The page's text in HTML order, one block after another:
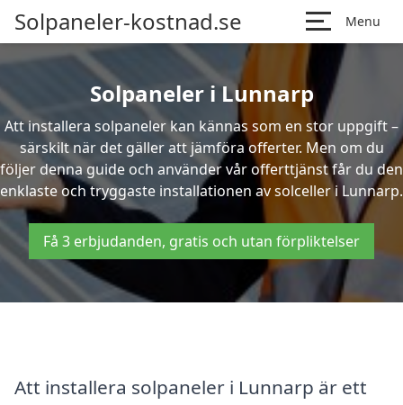
Solpaneler-kostnad.se Menu
Solpaneler i Lunnarp
Att installera solpaneler kan kännas som en stor uppgift –
särskilt när det gäller att jämföra offerter. Men om du
följer denna guide och använder vår offerttjänst får du den
enklaste och tryggaste installationen av solceller i Lunnarp.
Få 3 erbjudanden, gratis och utan förpliktelser
Att installera solpaneler i Lunnarp är ett